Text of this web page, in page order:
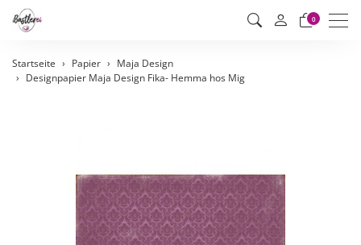
0
Startseite Papier
Maja Design
Designpapier Maja Design Fika- Hemma hos Mig